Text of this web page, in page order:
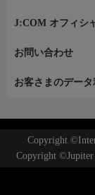
J:COM オフィシ
お問い合わせ
お客さまのデー
Copyright
Copyright ©Jupiter